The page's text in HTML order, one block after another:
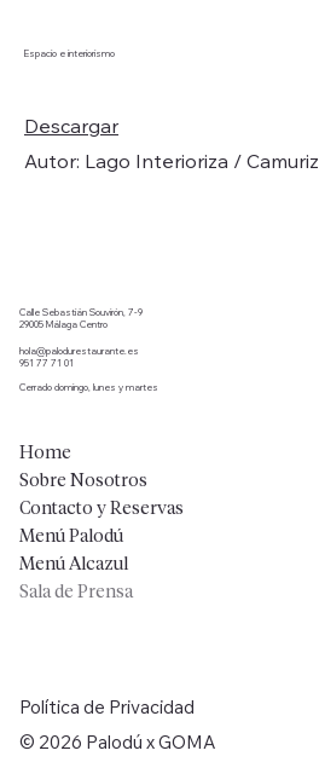
Espacio e interiorismo
Descargar
Autor: Lago Interioriza / Camuriz
Calle Sebastián Souvirón, 7-9
29005 Málaga Centro
hola@palodurestaurante.es
951 77 71 01
Cerrado domingo, lunes y martes
Home
Sobre Nosotros
Contacto y Reservas
Menú Palodú
Menú Alcazul
Sala de Prensa
Política de Privacidad
© 2026 Palodú x GOMA